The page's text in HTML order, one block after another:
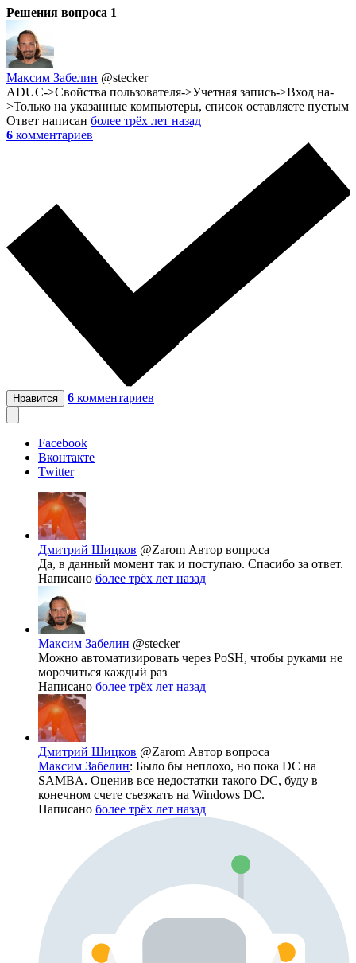
Решения вопроса 1
Максим Забелин @stecker
ADUC->Свойства пользователя->Учетная запись->Вход на-
>Только на указанные компьютеры, список оставляете пустым
Ответ написан более трёх лет назад
6 комментариев
Нравится 6 комментариев
Facebook
Вконтакте
Twitter
Дмитрий Шицков @Zarom Автор вопроса
Да, в данный момент так и поступаю. Спасибо за ответ.
Написано более трёх лет назад
Максим Забелин @stecker
Можно автоматизировать через PoSH, чтобы руками не
морочиться каждый раз
Написано более трёх лет назад
Дмитрий Шицков @Zarom Автор вопроса
Максим Забелин: Было бы неплохо, но пока DC на
SAMBA. Оценив все недостатки такого DC, буду в
конечном счете съезжать на Windows DC.
Написано более трёх лет назад